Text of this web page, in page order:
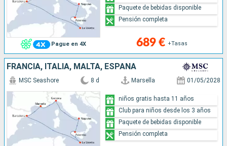
Pague en 4X 689 € +Tasas
Paquete de bebidas disponible
Pensión completa
FRANCIA, ITALIA, MALTA, ESPAÑA
MSC Seashore 8 d Marsella 01/05/2028
niños gratis hasta 11 años
Club para niños desde los 3 años
Paquete de bebidas disponible
Pensión completa